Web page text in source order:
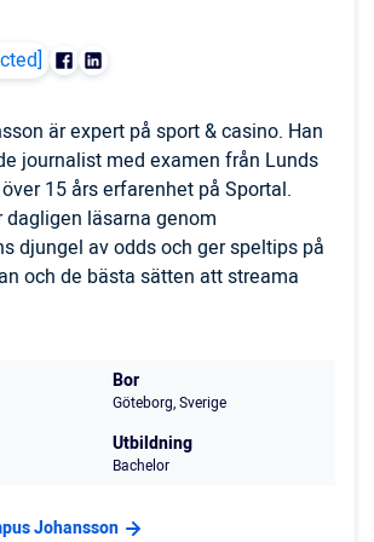
är expert på sport & casino. Han
journalist med examen från Lunds
15 års erfarenhet på Sportal.
dagligen läsarna genom
djungel av odds och ger speltips på
och de bästa sätten att streama
Bor
Göteborg, Sverige
Utbildning
Bachelor
Johansson